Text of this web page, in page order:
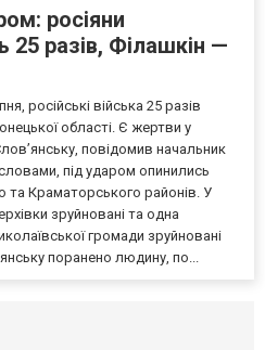
росіяни
25 разів, Філашкін —
російські війська 25 разів
області. Є жертви у
повідомив начальник
під ударом опинились
та Краматорського районів. У
зруйновані та одна
громади зруйновані
поранено людину, по...